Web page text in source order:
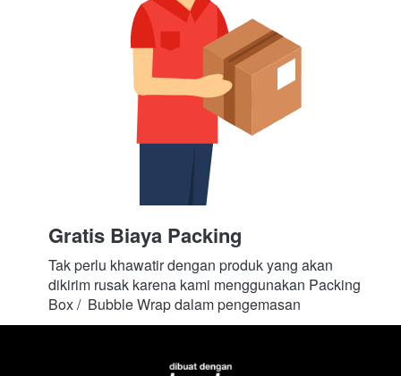
Gratis Biaya Packing
Tak perlu khawatir dengan produk yang akan
dikirim rusak karena kami menggunakan Packing
Box /  Bubble Wrap dalam pengemasan